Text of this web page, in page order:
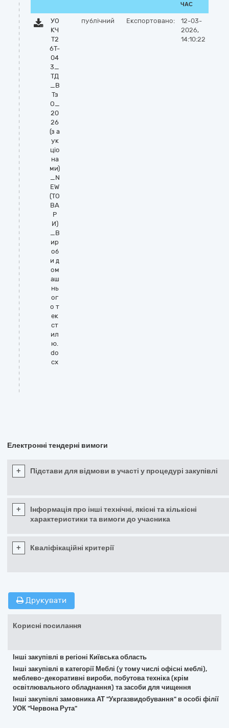
ЧАС
УО
КЧ
Т2
6Т-
04
3_
ТД
_В
Тз
О_
20
26
(з а
ук
ціо
на
ми)
_N
EW
(ТО
ВА
Р
И)
_В
ир
об
и д
ом
аш
нь
ог
о т
ек
ст
ил
ю.
do
cx
публічний Експортовано:
12-03-
2026,
14:10:22
Електронні тендерні вимоги
+ Підстави для відмови в участі у процедурі закупівлі
+
Інформація про інші технічні, якісні та кількісні
характеристики та вимоги до учасника
+ Кваліфікаційні критерії
Друкувати
Корисні посилання
Інші закупівлі в регіоні Київська область
Інші закупівлі в категорії Меблі (у тому числі офісні меблі),
меблево-декоративні вироби, побутова техніка (крім
освітлювального обладнання) та засоби для чищення
Інші закупівлі замовника АТ "Укргазвидобування" в особі філії
УОК "Червона Рута"